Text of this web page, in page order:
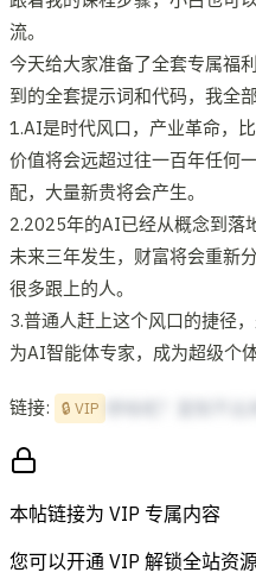
流。
今天给大家准备了全套专属福
到的全套提示词和代码，我全部
1.AI是时代风口，产业革命，
价值将会远超过往一百年任何
配，大量新贵将会产生。
2.2025年的AI已经从概念到落
未来三年发生，财富将会重新
很多跟上的人。
3.普通人赶上这个风口的捷径
为AI智能体专家，成为超级个体
链接: 🔒 VIP
本帖链接为 VIP 专属内容
您可以开通 VIP 解锁全站资